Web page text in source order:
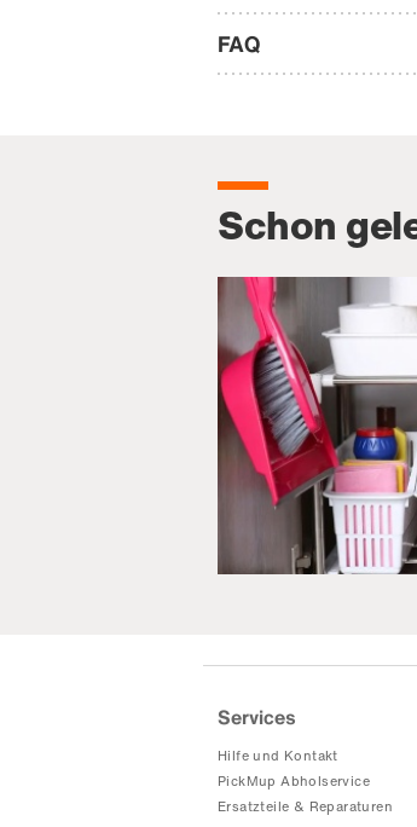
FAQ
Schon
Services
Hilfe und Kontakt
PickMup Abholservice
Ersatzteile & Reparaturen